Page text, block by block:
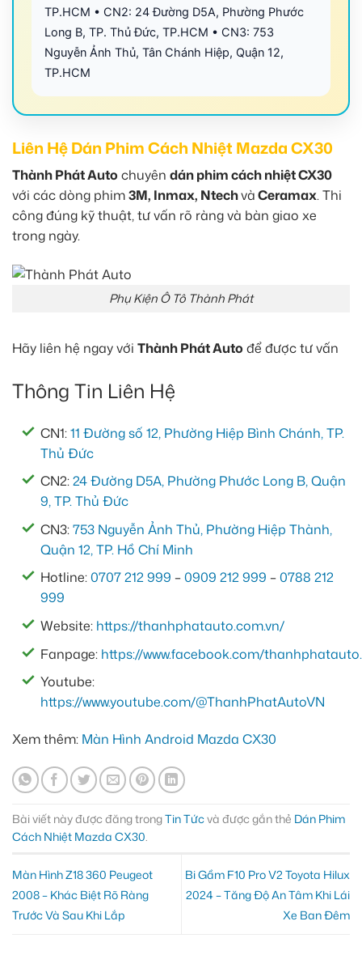
TP.HCM • CN2: 24 Đường D5A, Phường Phước
Long B, TP. Thủ Đức, TP.HCM • CN3: 753
Nguyễn Ảnh Thủ, Tân Chánh Hiệp, Quận 12,
TP.HCM
Liên Hệ Dán Phim Cách Nhiệt Mazda CX30
Thành Phát Auto chuyên dán phim cách nhiệt CX30
với các dòng phim3M, Inmax, NtechvàCeramax. Thi
công đúng kỹ thuật, tư vấn rõ ràng và bàn giao xe
trong ngày.
Phụ Kiện Ô Tô Thành Phát
Hãy liên hệ ngay với Thành Phát Auto để được tư vấn
Thông Tin Liên Hệ
CN1:11 Đường số 12, Phường Hiệp Bình Chánh, TP.
Thủ Đức
CN2:24 Đường D5A, Phường Phước Long B, Quận
9, TP. Thủ Đức
CN3:753 Nguyễn Ảnh Thủ, Phường Hiệp Thành,
Quận 12, TP. Hồ Chí Minh
Hotline:0707 212 999 –0909 212 999 –0788 212
999
Website: https://thanhphatauto.com.vn/
Fanpage: https://www.facebook.com/
Youtube:
https://www.youtube.com/@ThanhPhatAutoVN
Xem thêm: Màn Hình Android Mazda CX30
Bài viết này được đăng trongTin Tứcvà được gắn thẻ Dán Phim
Cách Nhiệt Mazda CX30.
Màn Hình Z18 360 Peugeot
2008 – Khác Biệt Rõ Ràng
Trước Và Sau Khi Lắp
Bi Gầm F10 Pro V2 Toyota Hilux
2024 – Tăng Độ An Tâm Khi Lái
Xe Ban Đêm